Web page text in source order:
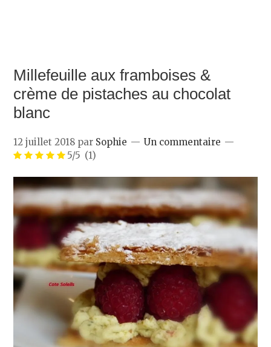
Millefeuille aux framboises &
crème de pistaches au chocolat
blanc
12 juillet 2018 par Sophie
Un commentaire
5/5 (1)